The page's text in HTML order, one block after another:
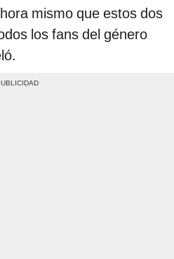
mismo que estos dos
los fans del género